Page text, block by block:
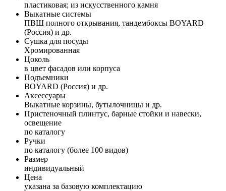
пластиковая; из искусственного камня
Выкатные системы
ПВШ полного открывания, тандембоксы BOYARD
(Россия) и др.
Сушка для посуды
Хромированная
Цоколь
в цвет фасадов или корпуса
Подъемники
BOYARD (Россия) и др.
Аксессуары
Выкатные корзины, бутылочницы и др.
Пристеночный плинтус, барные стойки и навески,
освещение
по каталогу
Ручки
по каталогу (более 100 видов)
Размер
индивидуальный
Цена
указана за базовую комплектацию